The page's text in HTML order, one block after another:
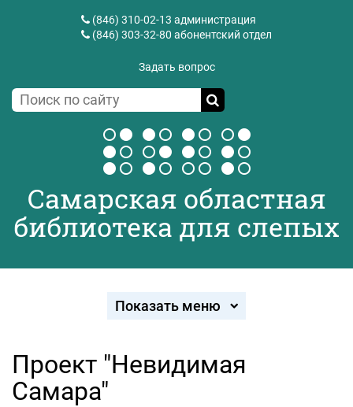
(846) 310-02-13 администрация
(846) 303-32-80 абонентский отдел
Задать вопрос
Самарская областная
библиотека для слепых
Показать меню
Проект "Невидимая
Самара"